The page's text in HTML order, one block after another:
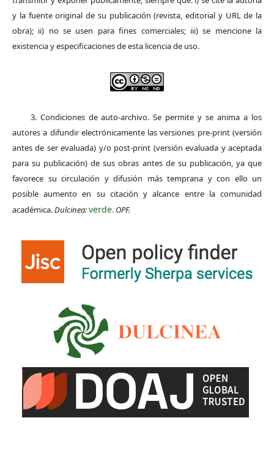
y la fuente original de su publicación (revista, editorial y URL de la
obra); ii) no se usen para fines comerciales; iii) se mencione la
existencia y especificaciones de esta licencia de uso.
3. Condiciones de auto-archivo. Se permite y se anima a los
autores a difundir electrónicamente las versiones pre-print (versión
antes de ser evaluada) y/o post-print (versión evaluada y aceptada
para su publicación) de sus obras antes de su publicación, ya que
favorece su circulación y difusión más temprana y con ello un
posible aumento en su citación y alcance entre la comunidad
académica.Dulcinea:verde. OPF.